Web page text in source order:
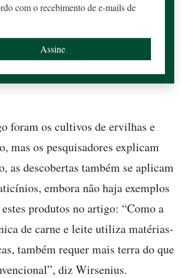
com o recebimento de e-mails de
foram os cultivos de ervilhas e
mas os pesquisadores explicam
as descobertas também se aplicam
embora não haja exemplos
produtos no artigo: “Como a
de carne e leite utiliza matérias-
também requer mais terra do que
diz Wirsenius.